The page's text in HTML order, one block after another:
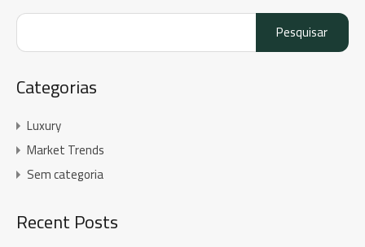
Pesquisar
Categorias
Luxury
Market Trends
Sem categoria
Recent Posts